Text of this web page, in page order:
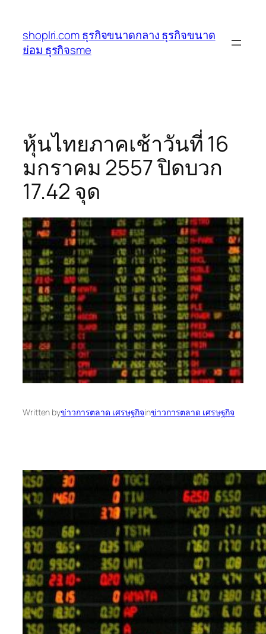
เนื้อหา
shoplri.com ธุรกิจขนาดกลาง ธุรกิจขนาด
ย่อม ธุรกิจsme
หุ้นไทยภาคเช้าวันที่ 16
มกราคม 2557 ปิดบวก
17.42 จุด
Written byข่าวการตลาด เศรษฐกิจinข่าวการตลาด เศรษฐกิจ